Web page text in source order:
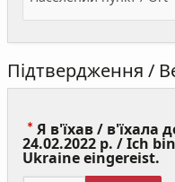
Підтвердження /
Я в'їхав / в'їхала
24.02.2022 р. / Ich
Ukraine eingereist.